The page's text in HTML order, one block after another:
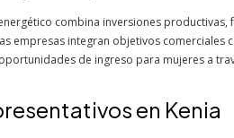
energético combina inversiones
empresas integran objetivos comerciales
de ingreso para mujeres a
en Kenia